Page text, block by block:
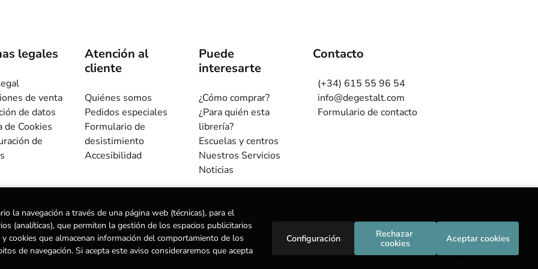
legales
de venta
de datos
de Cookies
de
Atención al
cliente
Quiénes somos
Pedidos especiales
Formulario de
desistimiento
Accesibilidad
Puede
interesarte
¿Cómo comprar?
¿Para quién esta
librería?
Escuelas y centros
Nuestros Servicios
Noticias
Contacto
(+34) 615 55 96 54
info@degestalt.com
Formulario de contacto
|Trevenque Group
la navegación a través de una página web (técnicas), para el
(analíticas), que permiten la gestión de los espacios publicitarios
cookies que almacenan información del comportamiento de los
de navegación. Si acepta este aviso consideraremos que acepta
Configuración
Rechazar
cookies
Aceptar cookies